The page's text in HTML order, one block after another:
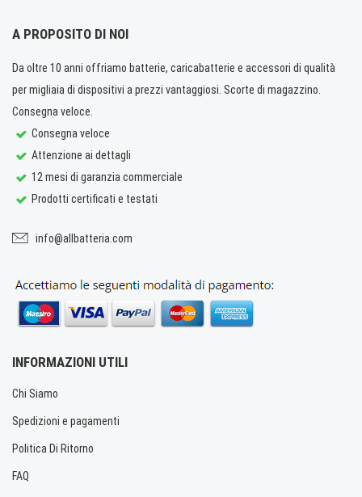
A PROPOSITO DI NOI
Da oltre 10 anni offriamo batterie, caricabatterie e accessori di qualità
per migliaia di dispositivi a prezzi vantaggiosi. Scorte di magazzino.
Consegna veloce.
Consegna veloce
Attenzione ai dettagli
12 mesi di garanzia commerciale
Prodotti certificati e testati
info@allbatteria.com
INFORMAZIONI UTILI
Chi Siamo
Spedizioni e pagamenti
Politica Di Ritorno
FAQ